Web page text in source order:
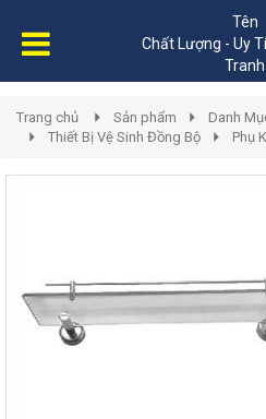
Tên
Chất Lượng - Uy
Tranh
Trang chủ Sản phẩm
Danh
Thiết Bị Vệ Sinh Đồng Bộ
Phụ